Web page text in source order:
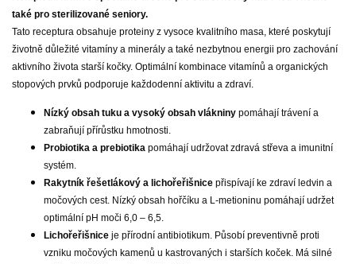
také pro sterilizované seniory.
Tato receptura obsahuje proteiny z vysoce kvalitního masa, které poskytují
životně důležité vitamíny a minerály a také nezbytnou energii pro zachování
aktivního života starší kočky. Optimální kombinace vitamínů a organických
stopových prvků podporuje každodenní aktivitu a zdraví.
Nízký obsah tuku a vysoký obsah vlákniny pomáhají trávení a
zabraňují přírůstku hmotnosti.
Probiotika a prebiotika pomáhají udržovat zdravá střeva a imunitní
systém.
Rakytník řešetlákový a lichořeřišnice přispívají ke zdraví ledvin a
močových cest. Nízký obsah hořčíku a L-metioninu pomáhají udržet
optimální pH moči 6,0 – 6,5.
Lichořeřišnice je přírodní antibiotikum. Působí preventivně proti
vzniku močových kamenů u kastrovaných i starších koček. Má silné